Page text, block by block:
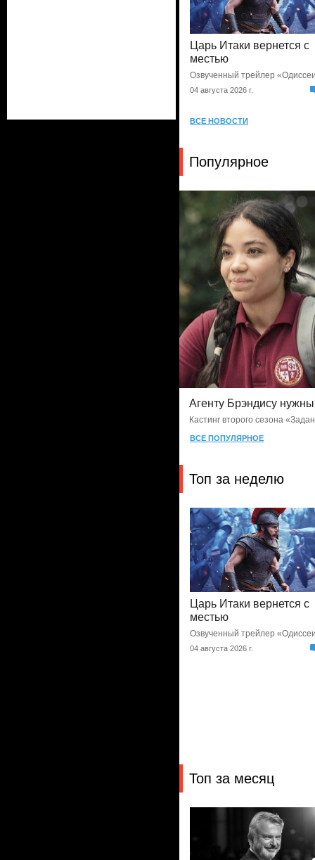
Царь Итаки вернется с
местью
Озвученный трейлер
04 августа 2026 г.
ВСЕ НОВОСТИ
Популярное
Агенту Брэндису
Кастинг второго сезона
ВСЕ ПОПУЛЯРНОЕ
Топ за неделю
Царь Итаки вернется с
местью
Озвученный трейлер
04 августа 2026 г.
Топ за месяц